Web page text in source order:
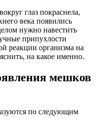
глаз покраснела,
века появились
нужно навестить
припухлости
реакции организма на
на какое именно.
мешков
по следующим